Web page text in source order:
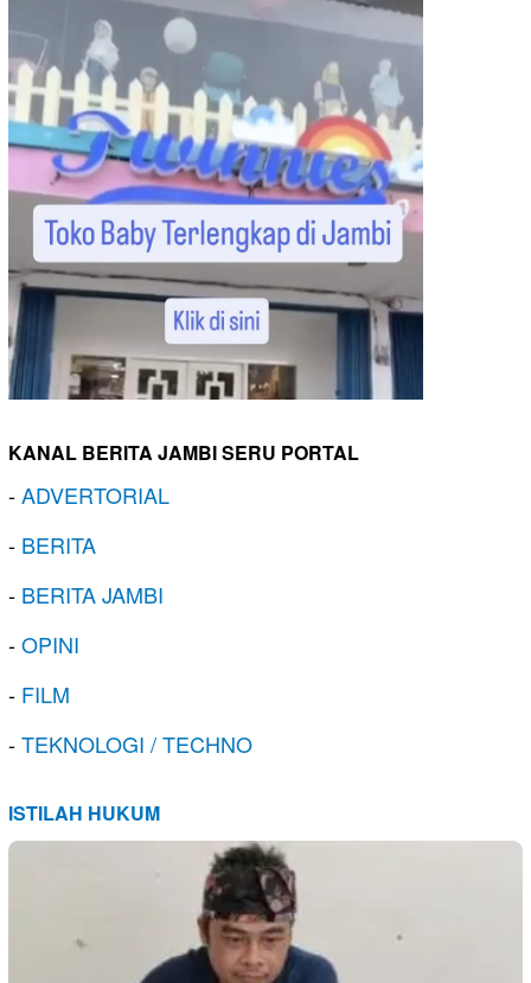
KANAL BERITA JAMBI SERU PORTAL
-ADVERTORIAL
- BERITA
- BERITA JAMBI
-OPINI
- FILM
-TEKNOLOGI / TECHNO
ISTILAH HUKUM